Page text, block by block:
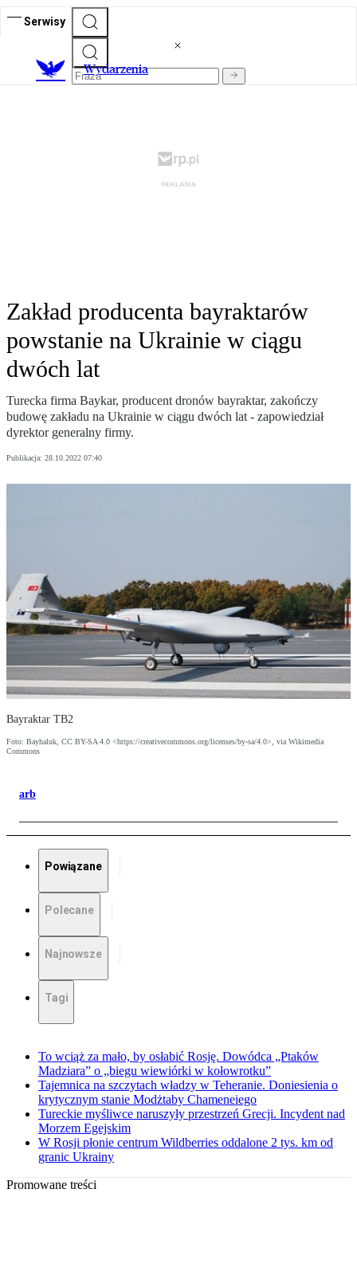
Serwisy
Wydarzenia
Zakład producenta bayraktarów
powstanie na Ukrainie w ciągu
dwóch lat
Turecka firma Baykar, producent dronów bayraktar, zakończy
budowę zakładu na Ukrainie w ciągu dwóch lat - zapowiedział
dyrektor generalny firmy.
Publikacja: 28.10.2022 07:40
Bayraktar TB2
Foto: Bayhaluk, CC BY-SA 4.0 <https://creativecommons.org/licenses/by-sa/4.0>, via Wikimedia
Commons
arb
Powiązane
Polecane
Najnowsze
Tagi
To wciąż za mało, by osłabić Rosję. Dowódca „Ptaków
Madziara” o „biegu wiewiórki w kołowrotku”
Tajemnica na szczytach władzy w Teheranie. Doniesienia o
krytycznym stanie Modżtaby Chameneiego
Tureckie myśliwce naruszyły przestrzeń Grecji. Incydent nad
Morzem Egejskim
W Rosji płonie centrum Wildberries oddalone 2 tys. km od
granic Ukrainy
Promowane treści